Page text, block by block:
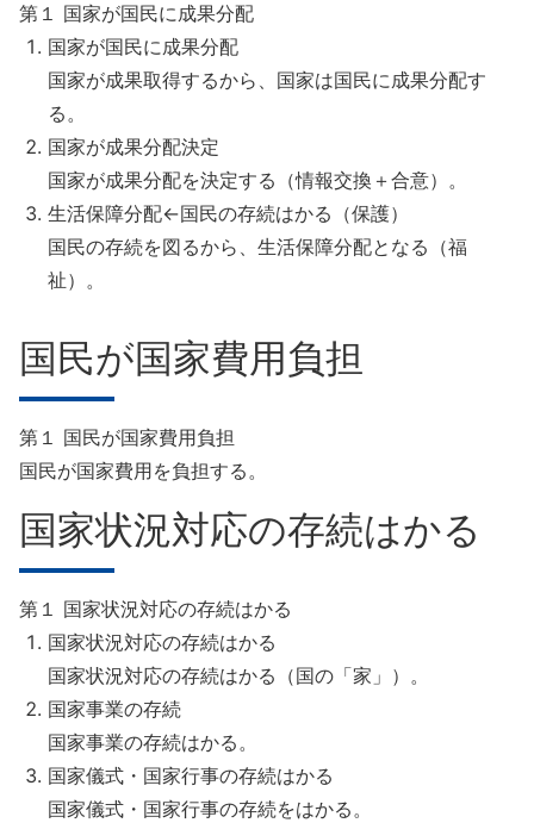
第１ 国家が国民に成果分配
国家が国民に成果分配
国家が成果取得するから、国家は国民に成果分配す
る。
国家が成果分配決定
国家が成果分配を決定する（情報交換＋合意）。
生活保障分配←国民の存続はかる（保護）
国民の存続を図るから、生活保障分配となる（福
祉）。
国民が国家費用負担
第１ 国民が国家費用負担
国民が国家費用を負担する。
国家状況対応の存続はかる
第１ 国家状況対応の存続はかる
国家状況対応の存続はかる
国家状況対応の存続はかる（国の「家」）。
国家事業の存続
国家事業の存続はかる。
国家儀式・国家行事の存続はかる
国家儀式・国家行事の存続をはかる。